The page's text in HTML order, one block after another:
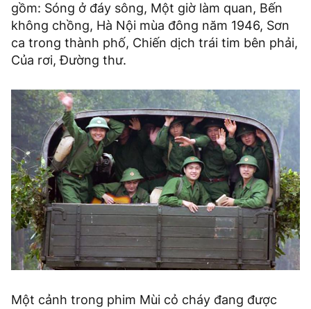
gồm: Sóng ở đáy sông, Một giờ làm quan, Bến
không chồng, Hà Nội mùa đông năm 1946, Sơn
ca trong thành phố, Chiến dịch trái tim bên phải,
Của rơi, Ðường thư.
Một cảnh trong phim Mùi cỏ cháy đang được